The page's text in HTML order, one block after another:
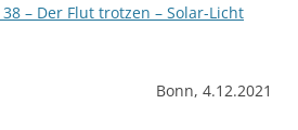
38 – Der Flut trotzen – Solar-Licht
Bonn, 4.12.2021